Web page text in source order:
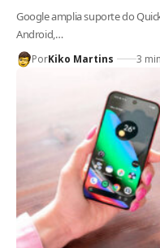
Google amplia suporte do
Android,…
PorKiko Martins 3